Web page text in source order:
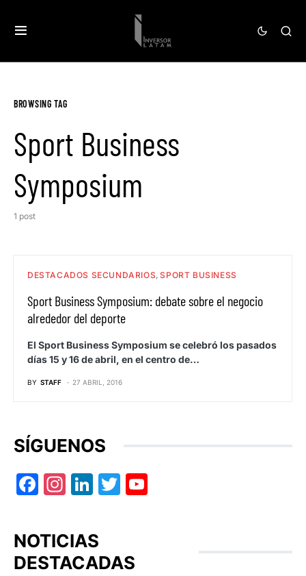
BROWSING TAG
Sport Business
Symposium
1 post
DESTACADOS SECUNDARIOS SPORT BUSINESS
Sport Business Symposium: debate sobre el negocio
alrededor del deporte
El Sport Business Symposium se celebró los pasados
días 15 y 16 de abril, en el centro de…
BY STAFF 27 ABRIL, 2016
SÍGUENOS
Facebook
Instagram
LinkedIn
Twitter
NOTICIAS
DESTACADAS